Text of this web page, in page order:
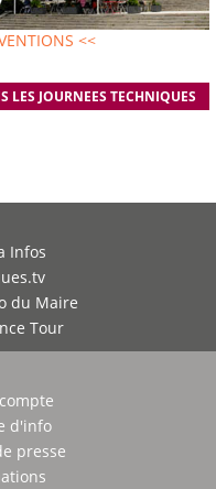
<<
LES JOURNEES TECHNIQUES
Infos
du Maire
Tour
d'info
presse